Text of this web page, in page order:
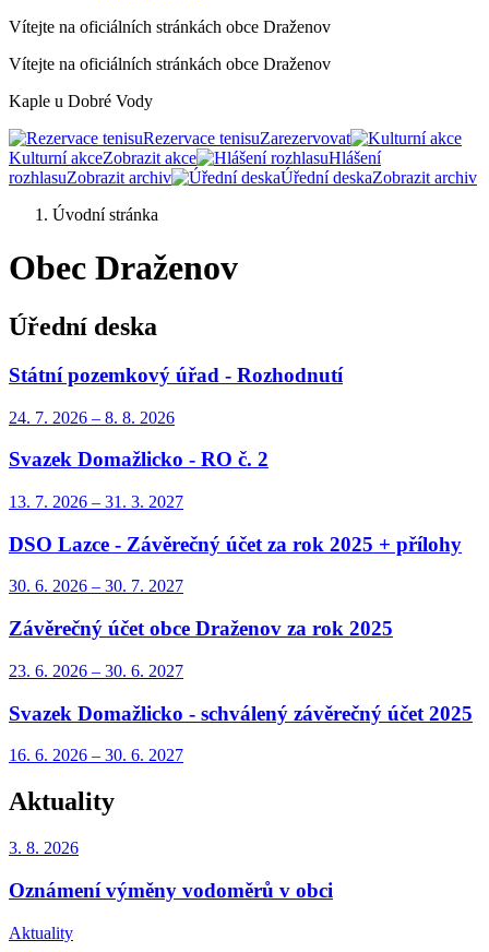
Vítejte na oficiálních stránkách obce Draženov
Vítejte na oficiálních stránkách obce Draženov
Kaple u Dobré Vody
Rezervace tenisuZarezervovat
Kulturní akceZobrazit akce
Hlášení
rozhlasuZobrazit archiv Úřední deskaZobrazit archiv
Úvodní stránka
Obec Draženov
Úřední deska
Státní pozemkový úřad - Rozhodnutí
24. 7. 2026 – 8. 8. 2026
Svazek Domažlicko - RO č. 2
13. 7. 2026 – 31. 3. 2027
DSO Lazce - Závěrečný účet za rok 2025 + přílohy
30. 6. 2026 – 30. 7. 2027
Závěrečný účet obce Draženov za rok 2025
23. 6. 2026 – 30. 6. 2027
Svazek Domažlicko - schválený závěrečný účet 2025
16. 6. 2026 – 30. 6. 2027
Aktuality
3. 8. 2026
Oznámení výměny vodoměrů v obci
Aktuality